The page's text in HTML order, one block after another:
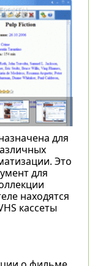
для
Это
для
находятся
кассеты